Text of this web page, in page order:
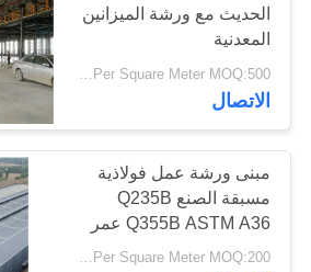
أخبار
حل
خطأ
BLOG
المباني الصلب PEB
30
الحديث مع ورشة الميزانين
المعدنية
USD29-USD99 Per Square Meter MOQ:500 متر مربع
الاتصال
مبنى ورشة عمل فولاذية
مسبقة الصنع Q235B
Q355B ASTM A36 عمر
50 عامًا
USD25-USD45 Per Square Meter MOQ:200 مترا مربعا